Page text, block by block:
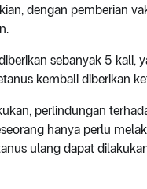
dengan pemberian
sebanyak 5
kembali diberikan
perlindungan
hanya perlu
ulang dapat